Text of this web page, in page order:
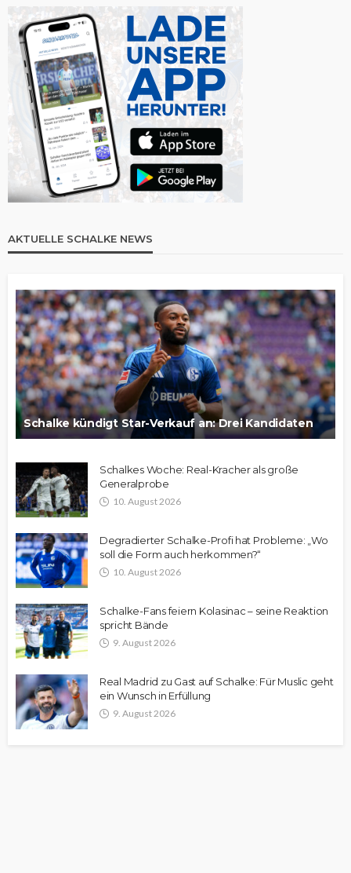
AKTUELLE SCHALKE NEWS
Schalke kündigt Star-Verkauf an: Drei Kandidaten
Schalkes Woche: Real-Kracher als große
Generalprobe
10. August 2026
Degradierter Schalke-Profi hat Probleme: „Wo
soll die Form auch herkommen?“
10. August 2026
Schalke-Fans feiern Kolasinac – seine Reaktion
spricht Bände
9. August 2026
Real Madrid zu Gast auf Schalke: Für Muslic geht
ein Wunsch in Erfüllung
9. August 2026